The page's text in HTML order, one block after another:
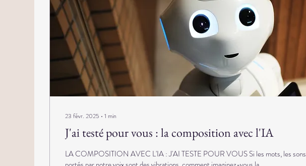
23 févr. 2025 ∙ 1 min
J'ai testé pour vous : la composition avec l'IA
LA COMPOSITION AVEC L'IA : J'AI TESTE POUR VOUS Si les mots, les sons